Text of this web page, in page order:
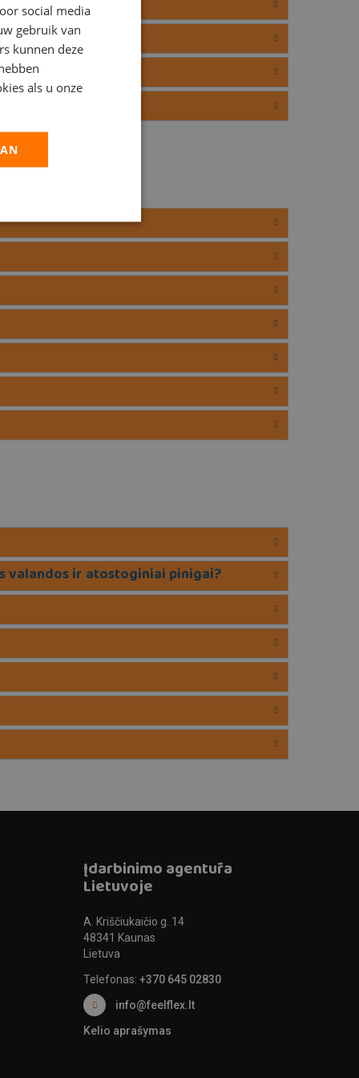
valandos ir atostoginiai pinigai?
Įdarbinimo agentūra
Lietuvoje
A. Kriščiukaičio g. 14
48341 Kaunas
Lietuva
Telefonas: +370 645 02830
info@feelflex.lt
Kelio aprašymas
social media
gebruik van
kunnen deze
als u onze